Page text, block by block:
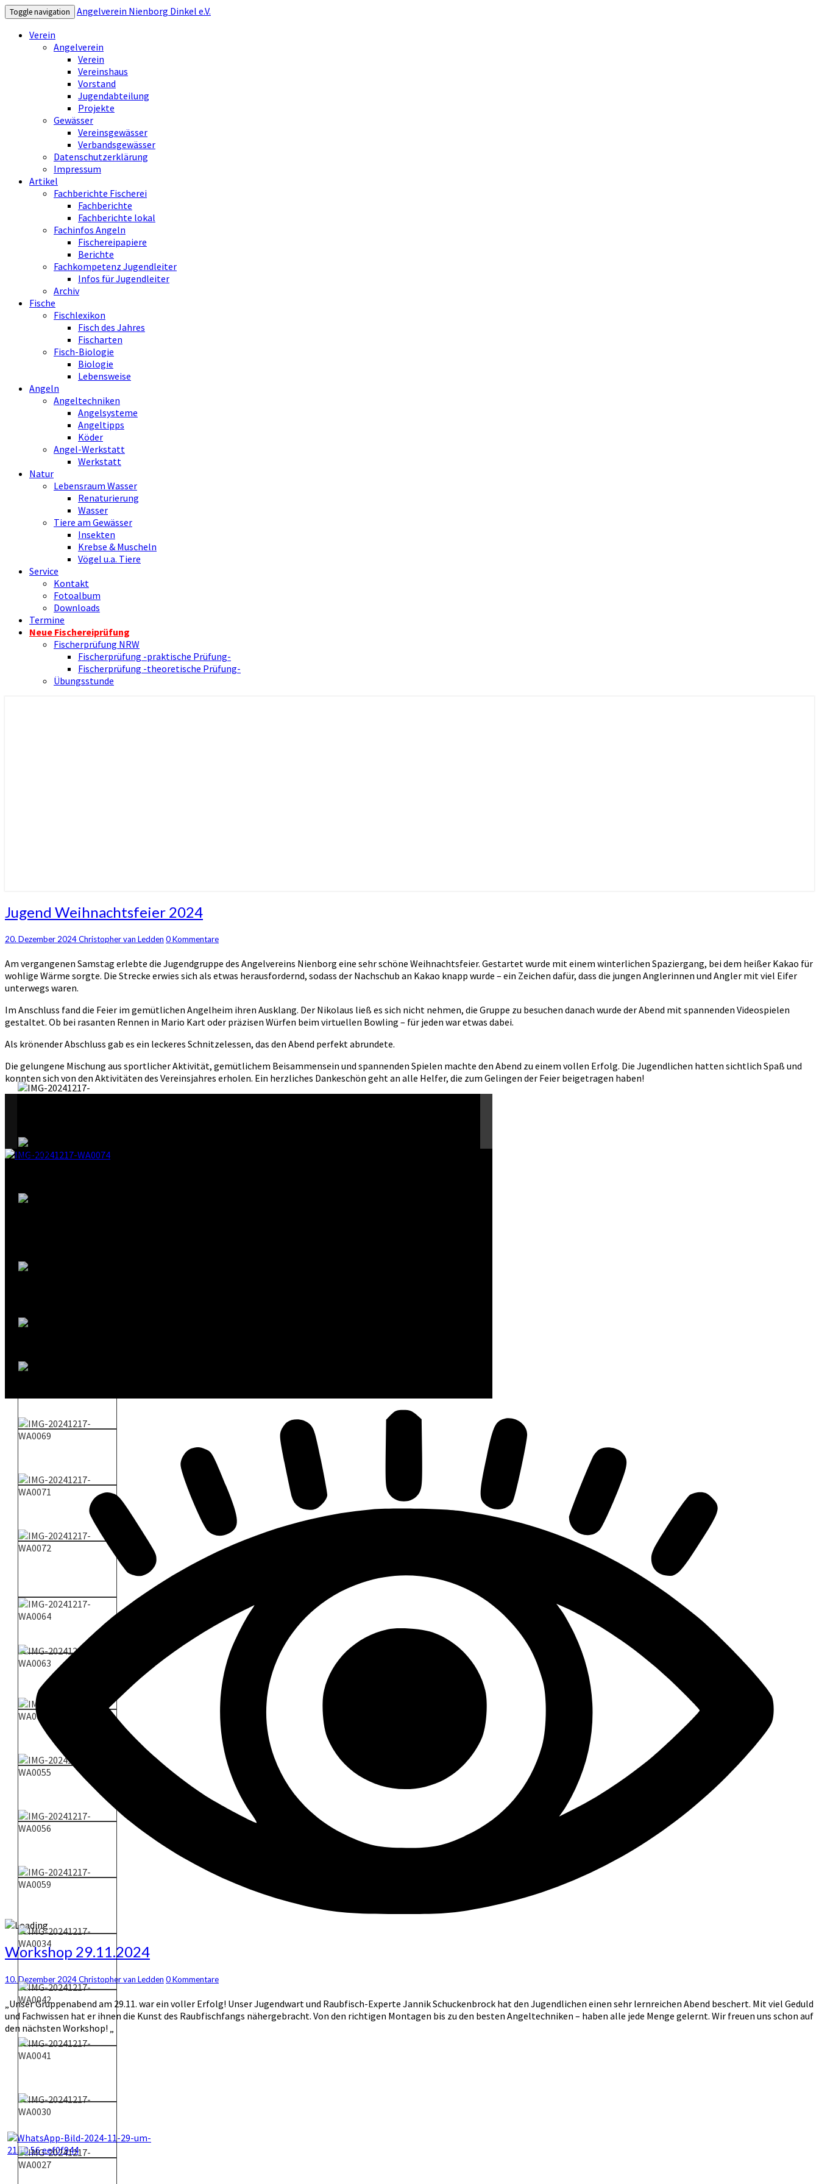
Toggle navigation
Angelverein Nienborg Dinkel e.V.
Verein
Angelverein
Verein
Vereinshaus
Vorstand
Jugendabteilung
Projekte
Gewässer
Vereinsgewässer
Verbandsgewässer
Datenschutzerklärung
Impressum
Artikel
Fachberichte Fischerei
Fachberichte
Fachberichte lokal
Fachinfos Angeln
Fischereipapiere
Berichte
Fachkompetenz Jugendleiter
Infos für Jugendleiter
Archiv
Fische
Fischlexikon
Fisch des Jahres
Fischarten
Fisch-Biologie
Biologie
Lebensweise
Angeln
Angeltechniken
Angelsysteme
Angeltipps
Köder
Angel-Werkstatt
Werkstatt
Natur
Lebensraum Wasser
Renaturierung
Wasser
Tiere am Gewässer
Insekten
Krebse & Muscheln
Vögel u.a. Tiere
Service
Kontakt
Fotoalbum
Downloads
Termine
Neue Fischereiprüfung
Fischerprüfung NRW
Fischerprüfung -praktische Prüfung-
Fischerprüfung -theoretische Prüfung-
Übungsstunde
Jugend
Weihnachtsfeier
Jugend Weihnachtsfeier 2024
20. Dezember 2024Christopher van Ledden Kommentare
0 Kommentare
Am vergangenen Samstag erlebte die Jugendgruppe des Angelvereins Nienborg eine sehr schöne Weihnachtsfeier. Gestartet wurde mit einem winterlichen Spaziergang, bei dem heißer Kakao für
wohlige Wärme sorgte. Die Strecke erwies sich als etwas herausfordernd, sodass der Nachschub an Kakao knapp wurde – ein Zeichen dafür, dass die jungen Anglerinnen und Angler mit viel Eifer
unterwegs waren.
Im Anschluss fand die Feier im gemütlichen Angelheim ihren Ausklang. Der Nikolaus ließ es sich nicht nehmen, die Gruppe zu besuchen danach wurde der Abend mit spannenden Videospielen
gestaltet. Ob bei rasanten Rennen in Mario Kart oder präzisen Würfen beim virtuellen Bowling – für jeden war etwas dabei.
Als krönender Abschluss gab es ein leckeres Schnitzelessen, das den Abend perfekt abrundete.
Die gelungene Mischung aus sportlicher Aktivität, gemütlichem Beisammensein und spannenden Spielen machte den Abend zu einem vollen Erfolg. Die Jugendlichen hatten sichtlich Spaß und
konnten sich von den Aktivitäten des Vereinsjahres erholen. Ein herzliches Dankeschön geht an alle Helfer, die zum Gelingen der Feier beigetragen haben!
Workshop
29.11.2024
Workshop 29.11.2024
10. Dezember 2024Christopher van Ledden Kommentare
0 Kommentare
„Unser Gruppenabend am 29.11. war ein voller Erfolg! Unser Jugendwart und Raubfisch-Experte Jannik Schuckenbrock hat den Jugendlichen einen sehr lernreichen Abend beschert. Mit viel Geduld
und Fachwissen hat er ihnen die Kunst des Raubfischfangs nähergebracht. Von den richtigen Montagen bis zu den besten Angeltechniken – haben alle jede Menge gelernt. Wir freuen uns schon auf
den nächsten Workshop! „